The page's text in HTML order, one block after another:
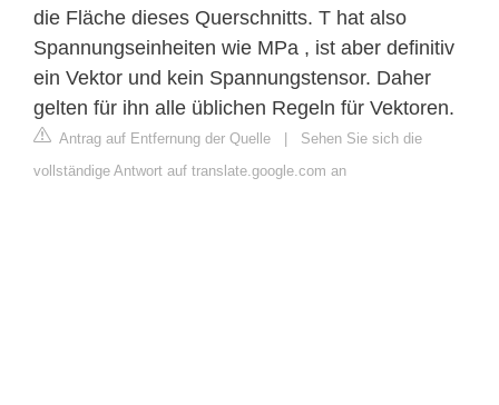
die Fläche dieses Querschnitts. T hat also
Spannungseinheiten wie MPa , ist aber definitiv
ein Vektor und kein Spannungstensor. Daher
gelten für ihn alle üblichen Regeln für Vektoren.
Antrag auf Entfernung der Quelle | Sehen Sie sich die
vollständige Antwort auf translate.google.com an